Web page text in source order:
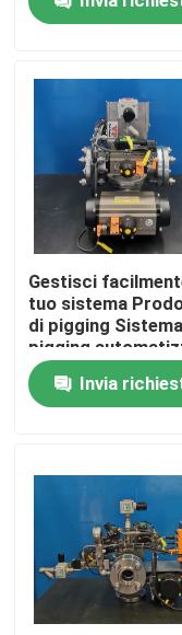
Circa noi
Giro della
Controllo di
Casi
Richieda una
geometria multipli
Pigging
Gestisci
tuo sistema
di pigging
pigging
Bjvp
Invia